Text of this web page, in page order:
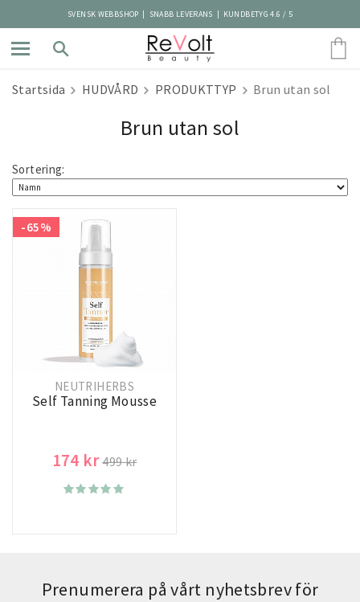
SVENSK WEBBSHOP | SNABB LEVERANS | KUNDBETYG 4.6 / 5
Startsida HUDVÅRD PRODUKTTYP Brun utan sol
Brun utan sol
Sortering:
-65%
NEUTRIHERBS
Self Tanning Mousse
174 kr499 kr
Prenumerera på vårt nyhetsbrev för